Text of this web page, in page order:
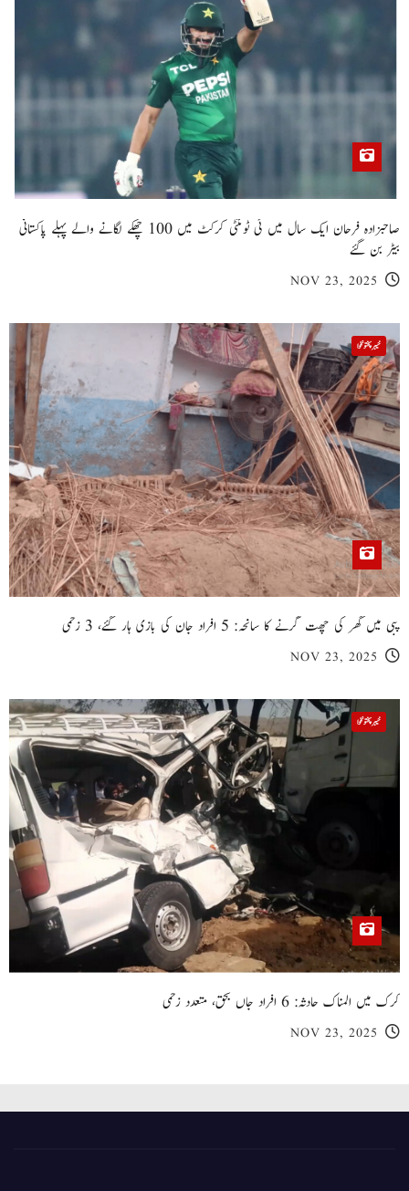
صاحبزادہ فرحان ایک سال میں ٹی ٹوئنٹی کرکٹ میں 100 چھکے لگانے والے پہلے پاکستانی
بیٹر بن گئے
NOV 23, 2025
خیبر پختونخوا
پبی میں گھر کی چھت گرنے کا سانحہ: 5 افراد جان کی بازی ہار گئے، 3 زخمی
NOV 23, 2025
خیبر پختونخوا
کرک میں المناک حادثہ: 6 افراد جاں بحق، متعدد زخمی
NOV 23, 2025